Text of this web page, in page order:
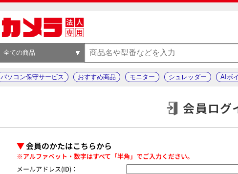
全ての商品
パソコン保守サービス おすすめ商品 モニター シュレッダー AIボ
会員ログ
▼会員のかたはこちらから
※アルファベット・数字はすべて「半角」でご入力ください。
メールアドレス(ID)：